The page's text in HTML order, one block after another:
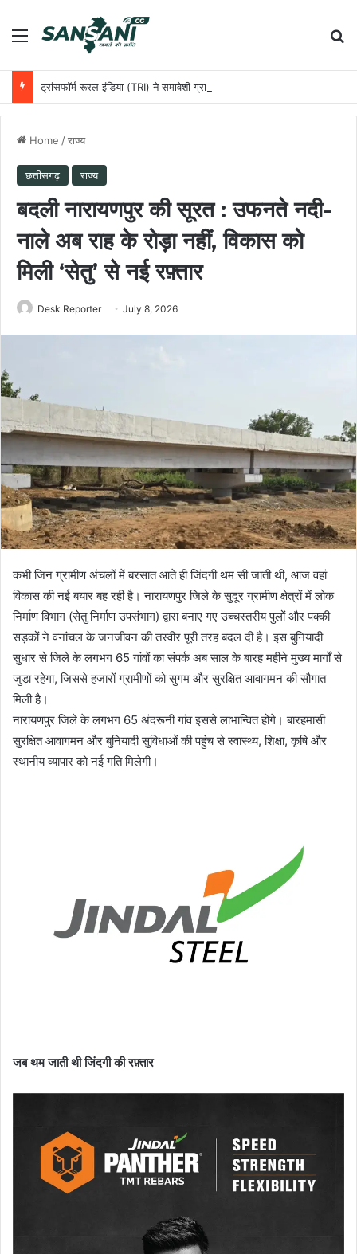
Menu
Home /राज्य
छत्तीसगढ़ राज्य
बदली नारायणपुर की सूरत : उफनते नदी-
नाले अब राह के रोड़ा नहीं, विकास को
मिली ‘सेतु’ से नई रफ़्तार
Desk Reporter July 8, 2026
कभी जिन ग्रामीण अंचलों में बरसात आते ही जिंदगी थम सी जाती थी, आज वहां
विकास की नई बयार बह रही है। नारायणपुर जिले के सुदूर ग्रामीण क्षेत्रों में लोक
निर्माण विभाग (सेतु निर्माण उपसंभाग) द्वारा बनाए गए उच्चस्तरीय पुलों और पक्की
सड़कों ने वनांचल के जनजीवन की तस्वीर पूरी तरह बदल दी है। इस बुनियादी
सुधार से जिले के लगभग 65 गांवों का संपर्क अब साल के बारह महीने मुख्य मार्गों से
जुड़ा रहेगा, जिससे हजारों ग्रामीणों को सुगम और सुरक्षित आवागमन की सौगात
मिली है।
नारायणपुर जिले के लगभग 65 अंदरूनी गांव इससे लाभान्वित होंगे। बारहमासी
सुरक्षित आवागमन और बुनियादी सुविधाओं की पहुंच से स्वास्थ्य, शिक्षा, कृषि और
स्थानीय व्यापार को नई गति मिलेगी।
जब थम जाती थी जिंदगी की रफ़्तार